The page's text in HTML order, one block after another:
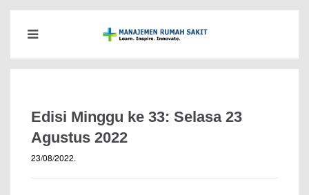
Edisi Minggu ke 33: Selasa 23
Agustus 2022
23/08/2022.